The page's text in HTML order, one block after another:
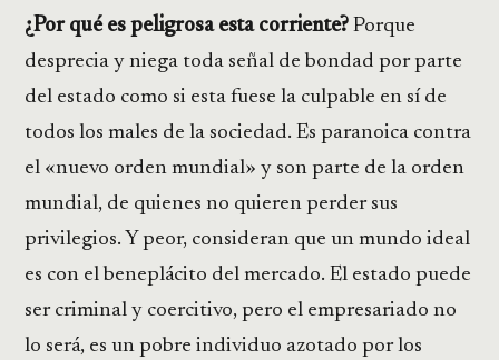
¿Por qué es peligrosa esta corriente? Porque
desprecia y niega toda señal de bondad por parte
del estado como si esta fuese la culpable en sí de
todos los males de la sociedad. Es paranoica contra
el «nuevo orden mundial» y son parte de la orden
mundial, de quienes no quieren perder sus
privilegios. Y peor, consideran que un mundo ideal
es con el beneplácito del mercado. El estado puede
ser criminal y coercitivo, pero el empresariado no
lo será, es un pobre individuo azotado por los